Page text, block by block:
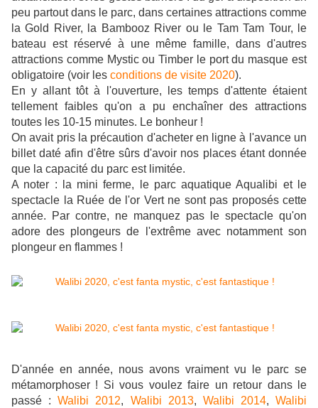
peu partout dans le parc, dans certaines attractions comme
la Gold River, la Bambooz River ou le Tam Tam Tour, le
bateau est réservé à une même famille, dans d'autres
attractions comme Mystic ou Timber le port du masque est
obligatoire (voir les conditions de visite 2020).
En y allant tôt à l'ouverture, les temps d'attente étaient
tellement faibles qu'on a pu enchaîner des attractions
toutes les 10-15 minutes. Le bonheur !
On avait pris la précaution d'acheter en ligne à l'avance un
billet daté afin d'être sûrs d'avoir nos places étant donnée
que la capacité du parc est limitée.
A noter : la mini ferme, le parc aquatique Aqualibi et le
spectacle la Ruée de l'or Vert ne sont pas proposés cette
année. Par contre, ne manquez pas le spectacle qu'on
adore des plongeurs de l'extrême avec notamment son
plongeur en flammes !
D'année en année, nous avons vraiment vu le parc se
métamorphoser ! Si vous voulez faire un retour dans le
passé :Walibi 2012, Walibi 2013, Walibi 2014, Walibi